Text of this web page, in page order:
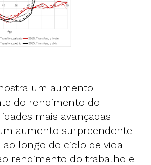
um aumento
do rendimento do
mais avançadas
aumento surpreendente
longo do ciclo de vida
rendimento do trabalho e